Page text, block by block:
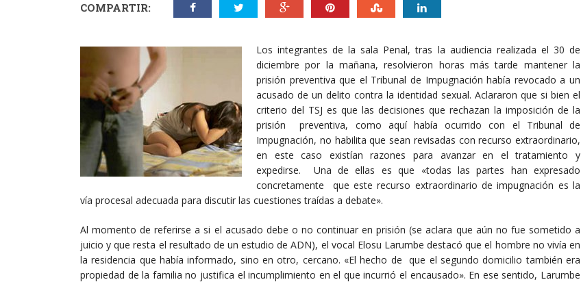
COMPARTIR:
Los integrantes de la sala Penal, tras la audiencia realizada el 30 de
diciembre por la mañana, resolvieron horas más tarde mantener la
prisión preventiva que el Tribunal de Impugnación había revocado a un
acusado de un delito contra la identidad sexual. Aclararon que si bien el
criterio del TSJ es que las decisiones que rechazan la imposición de la
prisión preventiva, como aquí había ocurrido con el Tribunal de
Impugnación, no habilita que sean revisadas con recurso extraordinario,
en este caso existían razones para avanzar en el tratamiento y
expedirse. Una de ellas es que «todas las partes han expresado
concretamente que este recurso extraordinario de impugnación es la
vía procesal adecuada para discutir las cuestiones traídas a debate».
Al momento de referirse a si el acusado debe o no continuar en prisión (se aclara que aún no fue sometido a
juicio y que resta el resultado de un estudio de ADN), el vocal Elosu Larumbe destacó que el hombre no vivía en
la residencia que había informado, sino en otro, cercano. «El hecho de que el segundo domicilio también era
propiedad de la familia no justifica el incumplimiento en el que incurrió el encausado». En ese sentido, Larumbe